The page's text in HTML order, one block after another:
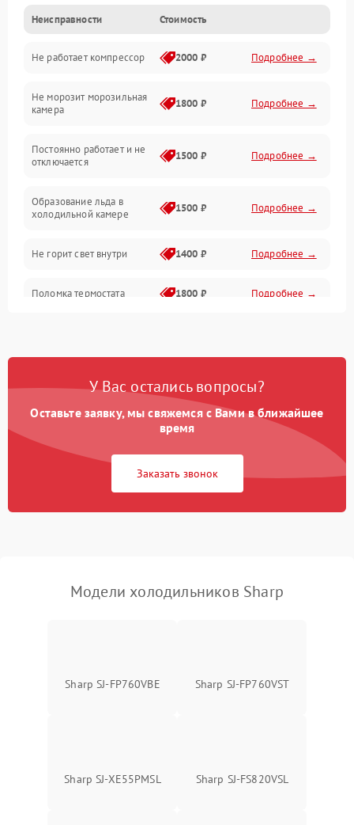
Механика
Электропитание
Дренаж
Неисправности Стоимость
Не работает компрессор 2000 ₽ Подробнее →
Не морозит морозильная
камера
1800 ₽ Подробнее →
Постоянно работает и не
отключается
1500 ₽ Подробнее →
Образование льда в
холодильной камере
1500 ₽ Подробнее →
Не горит свет внутри 1400 ₽ Подробнее →
Поломка термостата 1800 ₽ Подробнее →
Образование конденсата
1800 ₽ Подробнее →
Сбой в работе инвертора
работе
2000 ₽ Подробнее →
У Вас остались вопросы?
Оставьте заявку, мы свяжемся с Вами в ближайшее
время
Заказать звонок
Модели холодильников Sharp
Sharp SJ-FP760VBE Sharp SJ-FP760VST
Sharp SJ-XE55PMSL Sharp SJ-FS820VSL